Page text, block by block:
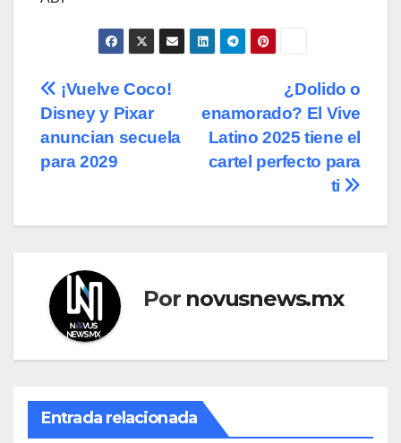
Navegación
de
entradas
¿Dolido o
enamorado? El Vive
Latino 2025 tiene el
cartel perfecto para
ti
¡Vuelve Coco!
Disney y Pixar
anuncian secuela
para 2029
Por novusnews.mx
Entrada relacionada